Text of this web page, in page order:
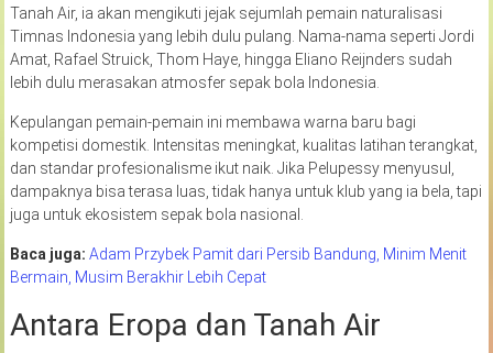
Tanah Air, ia akan mengikuti jejak sejumlah pemain naturalisasi
Timnas Indonesia yang lebih dulu pulang. Nama-nama seperti Jordi
Amat, Rafael Struick, Thom Haye, hingga Eliano Reijnders sudah
lebih dulu merasakan atmosfer sepak bola Indonesia.
Kepulangan pemain-pemain ini membawa warna baru bagi
kompetisi domestik. Intensitas meningkat, kualitas latihan terangkat,
dan standar profesionalisme ikut naik. Jika Pelupessy menyusul,
dampaknya bisa terasa luas, tidak hanya untuk klub yang ia bela, tapi
juga untuk ekosistem sepak bola nasional.
Baca juga: Adam Przybek Pamit dari Persib Bandung, Minim Menit
Bermain, Musim Berakhir Lebih Cepat
Antara Eropa dan Tanah Air